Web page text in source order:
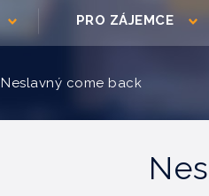
PRO ZÁJEMCE
Neslavný come back